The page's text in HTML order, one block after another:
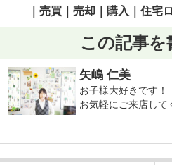
｜売買｜売却｜購入｜住宅
この記事を
矢嶋 仁美
お子様大好きです！
お気軽にご来店して